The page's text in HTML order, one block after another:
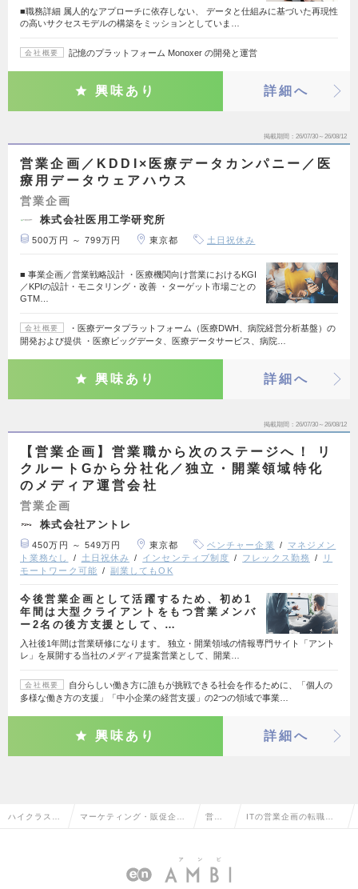
■職務詳細 属人的なアプローチに依存しない、 データと仕組みに基づいた再現性
の高いサクセスモデルの構築をミッションとしていま…
会社概要 記憶のプラットフォーム Monoxer の開発と運営
興味あり 詳細へ
掲載期間 26/07/30～26/08/12
営業企画／KDDI×医療データカンパニー／医
療用データウェアハウス
営業企画
株式会社医用工学研究所
500万円 ～ 799万円 東京都 土日祝休み
■ 事業企画／営業戦略設計 ・医療機関向け営業におけるKGI
／KPIの設計・モニタリング・改善 ・ターゲット市場ごとの
GTM…
会社概要
・医療データプラットフォーム（医療DWH、病院経営分析基盤）の
開発および提供 ・医療ビッグデータ、医療データサービス、病院…
興味あり 詳細へ
掲載期間 26/07/30～26/08/12
【営業企画】営業職から次のステージへ！ リ
クルートGから分社化／独立・開業領域特化
のメディア運営会社
営業企画
株式会社アントレ
450万円 ～ 549万円 東京都 ベンチャー企業
マネジメン
ト業務なし
土日祝休み インセンティブ制度 フレックス勤務
リ
モートワーク可能
副業してもOK
今後営業企画として活躍するため、初め1
年間は大型クライアントをもつ営業メンバ
ー2名の後方支援として、…
入社後1年間は営業研修になります。 独立・開業領域の情報専門サイト「アント
レ」を展開する当社のメディア提案営業として、開業…
会社概要
自分らしい働き方に誰もが挑戦できる社会を作るために、「個人の
多様な働き方の支援」「中小企業の経営支援」の2つの領域で事業…
興味あり 詳細へ
ハイクラス求 マーケティング・販促企 営業 ITの営業企画の転職・